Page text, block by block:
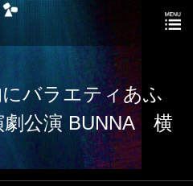
にバラエティあふ
劇公演 BUNNA 横